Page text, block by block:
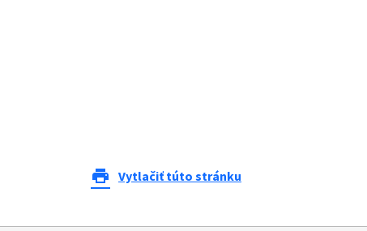
print Vytlačiť túto stránku